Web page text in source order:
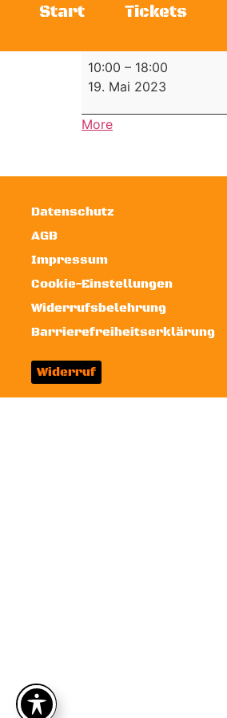
Start Tickets
10:00 – 18:00
19. Mai 2023
More
Datenschutz
AGB
Impressum
Cookie-Einstellungen
Widerrufsbelehrung
Barrierefreiheitserklärung
Widerruf